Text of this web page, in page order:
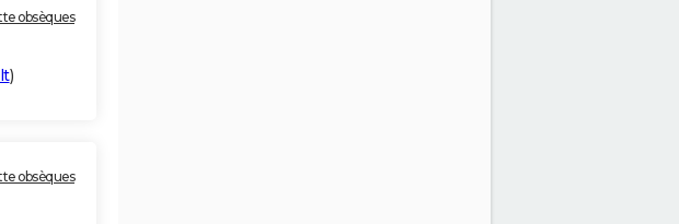
obsèques
)
obsèques